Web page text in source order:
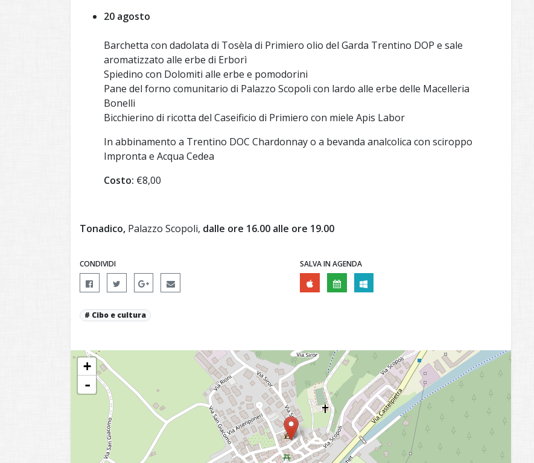
20 agosto
Barchetta con dadolata di Tosèla di Primiero olio del Garda Trentino DOP e sale
aromatizzato alle erbe di Erborì
Spiedino con Dolomiti alle erbe e pomodorini
Pane del forno comunitario di Palazzo Scopoli con lardo alle erbe delle Macelleria
Bonelli
Bicchierino di ricotta del Caseificio di Primiero con miele Apis Labor
In abbinamento a Trentino DOC Chardonnay o a bevanda analcolica con sciroppo
Impronta e Acqua Cedea
Costo: €8,00
Tonadico, Palazzo Scopoli, dalle ore 16.00 alle ore 19.00
CONDIVIDI SALVA IN AGENDA
Cibo e cultura
+
-